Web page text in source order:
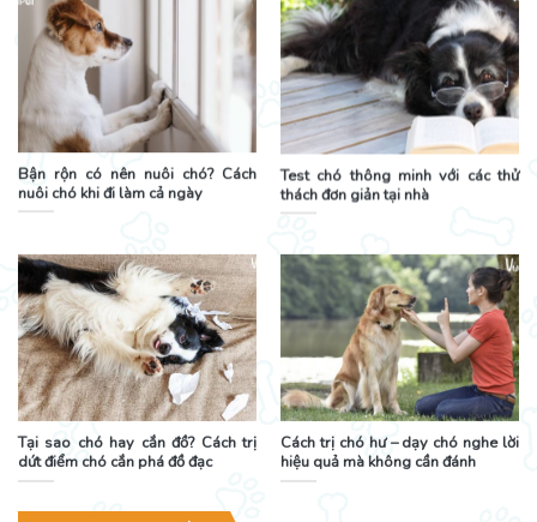
Bận rộn có nên nuôi chó? Cách
nuôi chó khi đi làm cả ngày
Test chó thông minh với các thử
thách đơn giản tại nhà
Tại sao chó hay cắn đồ? Cách trị
dứt điểm chó cắn phá đồ đạc
Cách trị chó hư – dạy chó nghe lời
hiệu quả mà không cần đánh